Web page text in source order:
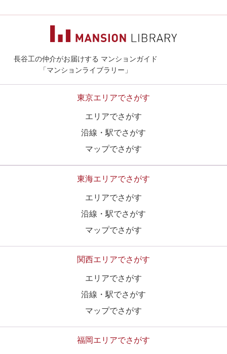
長谷工の仲介がお届けする マンションガイド
「マンションライブラリー」
東京エリアでさがす
エリアでさがす
沿線・駅でさがす
マップでさがす
東海エリアでさがす
エリアでさがす
沿線・駅でさがす
マップでさがす
関西エリアでさがす
エリアでさがす
沿線・駅でさがす
マップでさがす
福岡エリアでさがす